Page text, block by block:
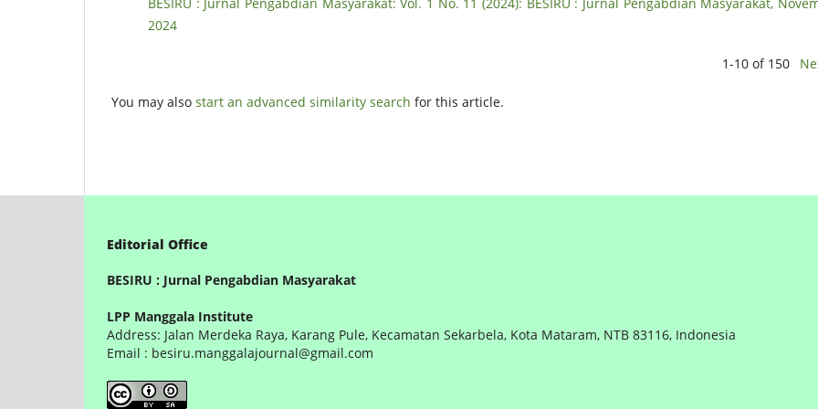
BESIRU : Jurnal Pengabdian Masyarakat: Vol. 1 No. 11 (2024): BESIRU : Jurnal Pengabdian Masyarakat,
2024
1-10 of 150
You may also start an advanced similarity search for this article.
Editorial Office
BESIRU : Jurnal Pengabdian Masyarakat
LPP Manggala Institute
Address: Jalan Merdeka Raya, Karang Pule, Kecamatan Sekarbela, Kota Mataram, NTB 83116, Indonesia
Email : besiru.manggalajournal@gmail.com